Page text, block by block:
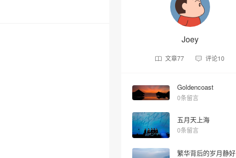
Joey
文章77 评论10
Goldencoast
0条留言
五月天上海
0条留言
繁华背后的岁月静好